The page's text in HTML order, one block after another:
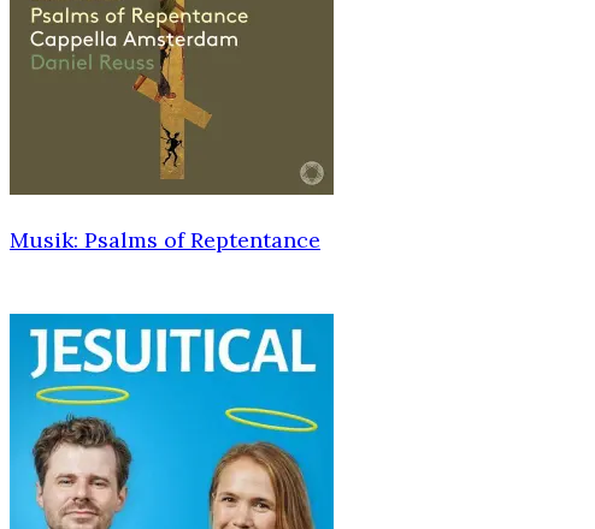
Musik: Psalms of Reptentance